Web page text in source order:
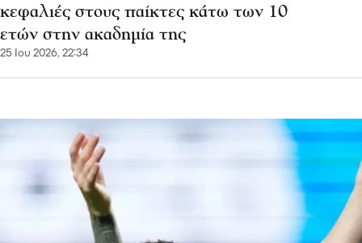
κεφαλιές στους παίκτες κάτω των 10
ετών στην ακαδημία της
25 Ιου 2026, 22:34